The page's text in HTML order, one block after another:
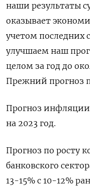
наши результаты
оказывает
учетом последних
улучшаем наш
целом за год до
Прежний прогноз
Прогноз инфляции
на 2023 год.
Прогноз по росту
банковского
13-15% с 10-12%